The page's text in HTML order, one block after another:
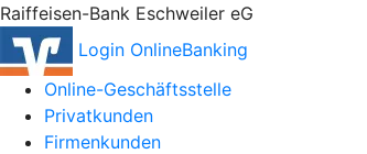
Raiffeisen-Bank Eschweiler eG
Login OnlineBanking
Online-Geschäftsstelle
Privatkunden
Firmenkunden